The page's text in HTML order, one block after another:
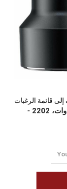
قائمة الرغبات
شاحن سيارة فيليبس USB ديجيتال، بقوة 12 وات، 2202 -